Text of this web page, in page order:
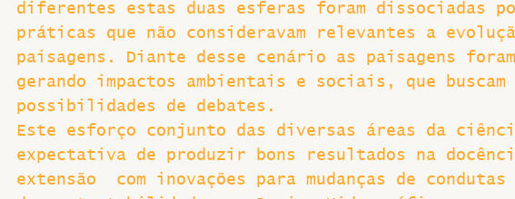
diferentes estas duas esferas foram dissociadas
práticas que não consideravam relevantes a
paisagens. Diante desse cenário as paisagens
gerando impactos ambientais e sociais, que
possibilidades de debates.
Este esforço conjunto das diversas áreas da
expectativa de produzir bons resultados na
extensão  com inovações para mudanças de